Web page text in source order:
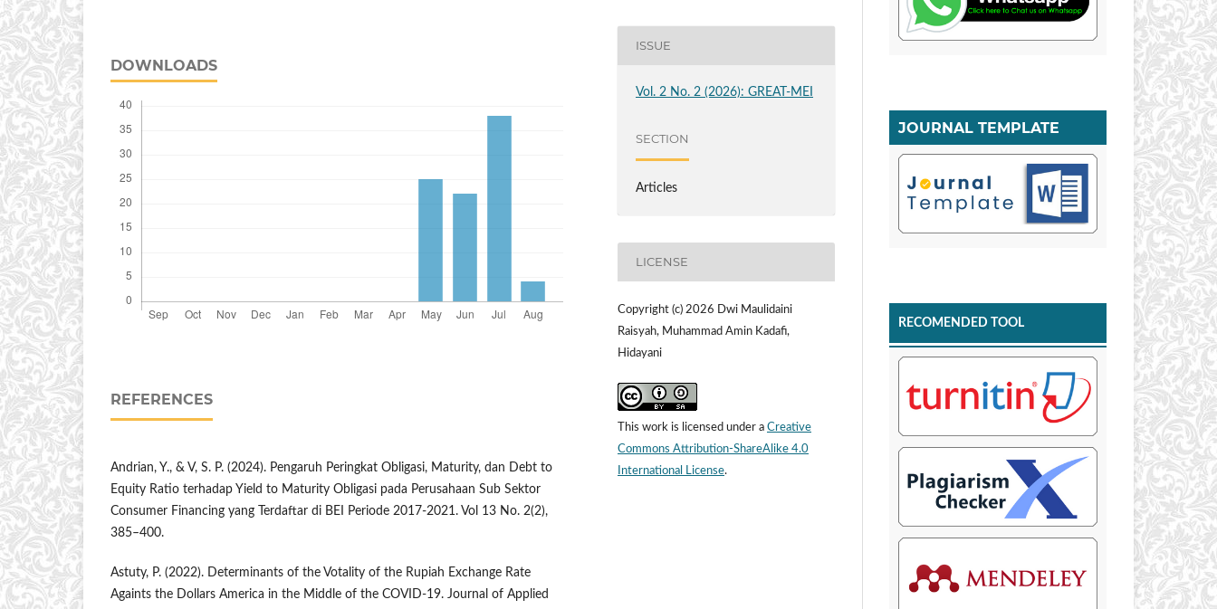
DOWNLOADS
REFERENCES
Andrian, Y., & V, S. P. (2024). Pengaruh Peringkat Obligasi, Maturity, dan Debt to
Equity Ratio terhadap Yield to Maturity Obligasi pada Perusahaan Sub Sektor
Consumer Financing yang Terdaftar di BEI Periode 2017-2021. Vol 13 No. 2(2),
385–400.
Astuty, P. (2022). Determinants of the Votality of the Rupiah Exchange Rate
Againts the Dollars America in the Middle of the COVID-19. Journal of Applied
ISSUE
Vol. 2 No. 2 (2026): GREAT-MEI
SECTION
Articles
LICENSE
Copyright (c) 2026 Dwi Maulidaini
Raisyah, Muhammad Amin Kadafi,
Hidayani
This work is licensed under a Creative
Commons Attribution-ShareAlike 4.0
International License.
JOURNAL TEMPLATE
RECOMENDED TOOL